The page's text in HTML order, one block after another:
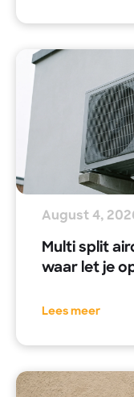
August 4,
Multi split
waar let je
Lees meer